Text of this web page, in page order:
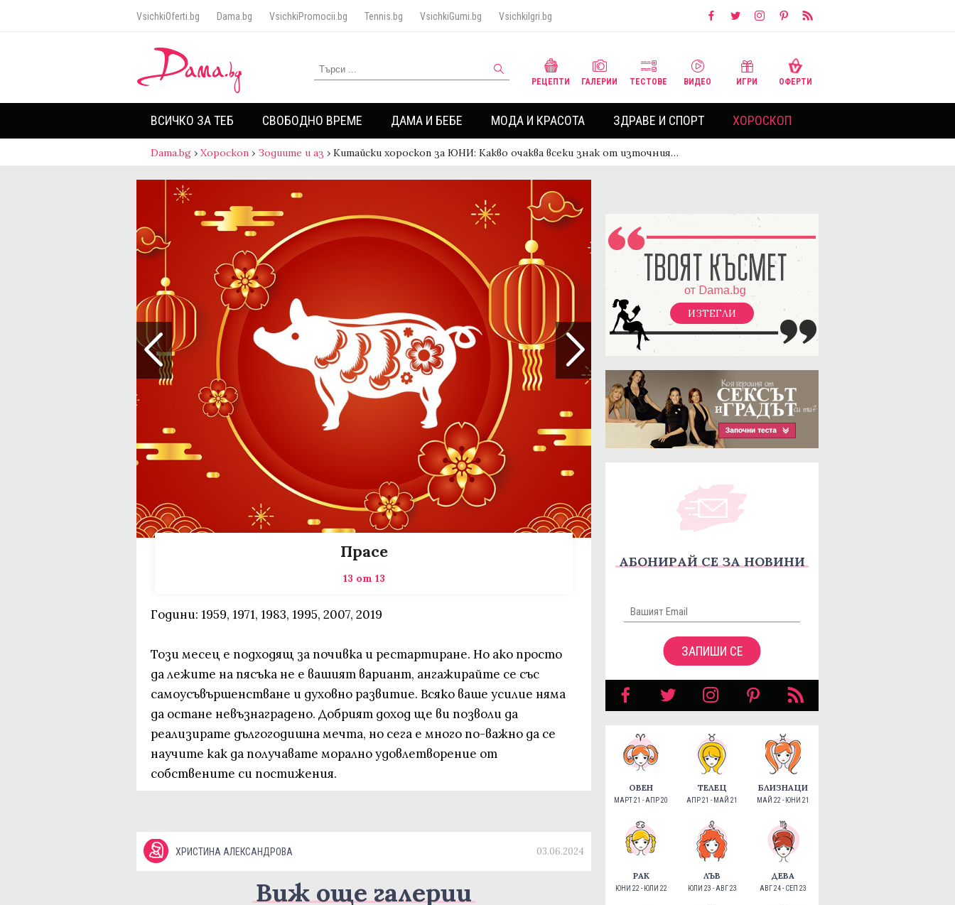
VsichkiOferti.bg Dama.bg VsichkiPromocii.bg Tennis.bg VsichkiGumi.bg VsichkiIgri.bg
РЕЦЕПТИ ГАЛЕРИИ ТЕСТОВЕ ВИДЕО ИГРИ ОФЕРТИ
ВСИЧКО ЗА ТЕБ СВОБОДНО ВРЕМЕ ДАМА И БЕБЕ МОДА И КРАСОТА ЗДРАВЕ И СПОРТ ХОРОСКОП
Dama.bg › Хороскоп › Зодиите и аз › Китайски хороскоп за ЮНИ: Какво очаква всеки знак от източния…
Прасе
13 от 13
Години: 1959, 1971, 1983, 1995, 2007, 2019
Този месец е подходящ за почивка и рестартиране. Но ако просто
да лежите на пясъка не е вашият вариант, ангажирайте се със
самоусъвършенстване и духовно развитие. Всяко ваше усилие няма
да остане невъзнаградено. Добрият доход ще ви позволи да
реализирате дългогодишна мечта, но сега е много по-важно да се
научите как да получавате морално удовлетворение от
собствените си постижения.
ХРИСТИНА АЛЕКСАНДРОВА 03.06.2024
Виж още галерии
ИЗТЕГЛИ
АБОНИРАЙ СЕ ЗА НОВИНИ
ЗАПИШИ СЕ
ОВЕН
МАРТ 21 - АПР 20
ТЕЛЕЦ
АПР 21 - МАЙ 21
БЛИЗНАЦИ
МАЙ 22 - ЮНИ 21
РАК
ЮНИ 22 - ЮЛИ 22
ЛЪВ
ЮЛИ 23 - АВГ 23
ДЕВА
АВГ 24 - СЕП 23